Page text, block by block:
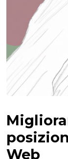
Web